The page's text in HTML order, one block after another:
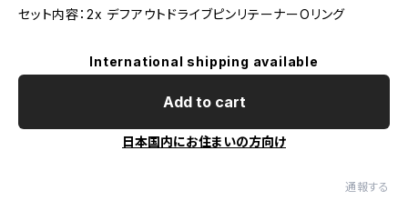
セット内容：2x デフアウトドライブピンリテーナーOリング
International shipping available
Add to cart
日本国内にお住まいの方向け
通報する